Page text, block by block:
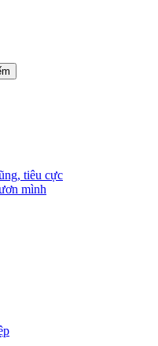
tiêu cực
mình